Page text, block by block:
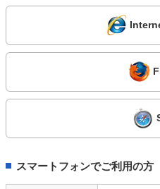
スマートフォンでご利用の方